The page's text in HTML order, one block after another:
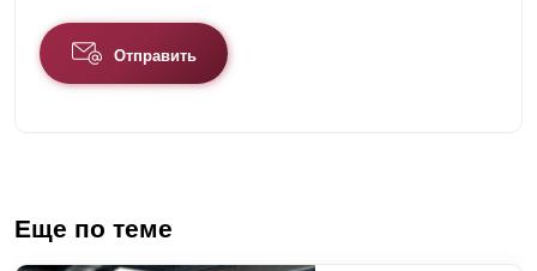
Отправить
Еще по теме